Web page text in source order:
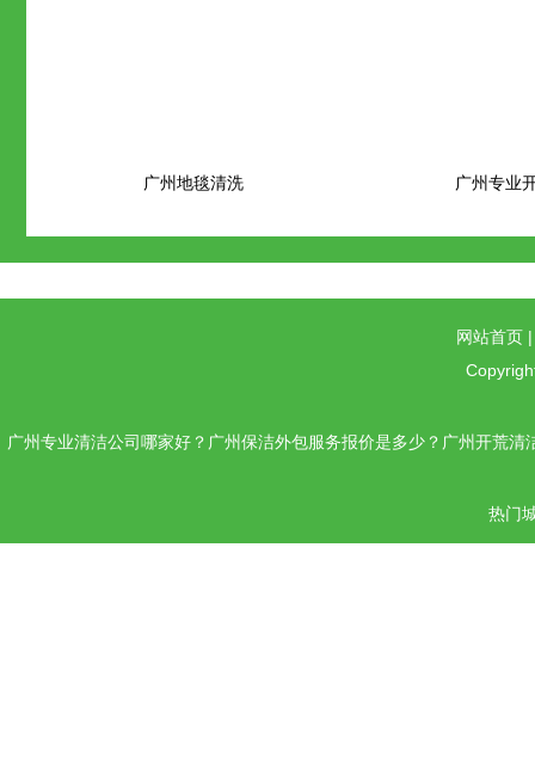
广州地毯清洗 广州专业
网站首页
广州专业清洁公司哪家好？广州保洁外包服务报价是多少？广州开荒
热门